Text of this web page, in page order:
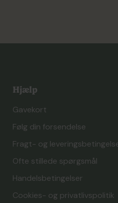
Hjælp
Gavekort
Følg din forsendelse
Fragt- og
Ofte stillede spørgsmål
Handelsbetingelser
Cookies- og privatlivspolitik